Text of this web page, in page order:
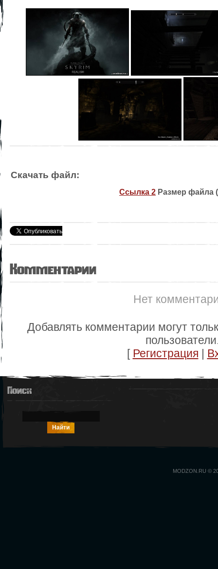
Скачать файл:
Ссылка 2 Размер файла
Комментарии
Нет
Добавлять комментарии могут
[ Регистрация |
Поиск
MODZON.RU ©